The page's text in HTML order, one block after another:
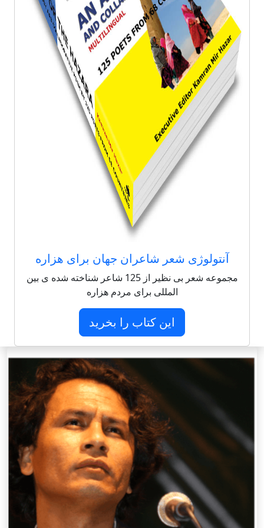
آنتولوژی شعر شاعران جهان برای هزاره
مجموعه شعر بی نظیر از 125 شاعر شناخته شده ی بین
المللی برای مردم هزاره
این کتاب را بخرید